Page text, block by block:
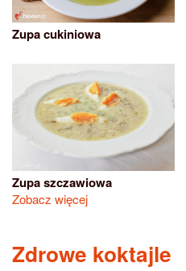
Zupa cukiniowa
Zupa szczawiowa
Zobacz więcej
Zdrowe koktajle